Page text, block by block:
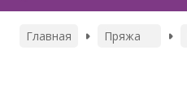
Главная Пряжа